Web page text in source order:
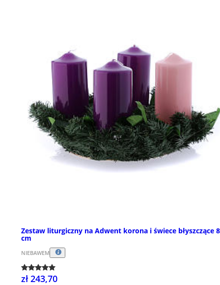
Zestaw liturgiczny na Adwent korona i świece błyszczące
cm
NIEBAWEM
zł 243,70